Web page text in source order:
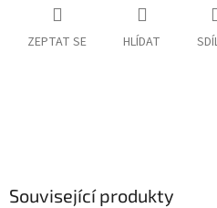
ZEPTAT SE HLÍDAT
Související produkty